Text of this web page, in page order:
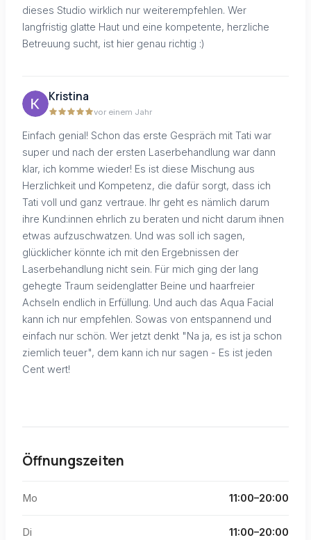
dieses Studio wirklich nur weiterempfehlen. Wer
langfristig glatte Haut und eine kompetente, herzliche
Betreuung sucht, ist hier genau richtig :)
Kristina
vor einem Jahr
Einfach genial! Schon das erste Gespräch mit Tati war
super und nach der ersten Laserbehandlung war dann
klar, ich komme wieder! Es ist diese Mischung aus
Herzlichkeit und Kompetenz, die dafür sorgt, dass ich
Tati voll und ganz vertraue. Ihr geht es nämlich darum
ihre Kund:innen ehrlich zu beraten und nicht darum ihnen
etwas aufzuschwatzen. Und was soll ich sagen,
glücklicher könnte ich mit den Ergebnissen der
Laserbehandlung nicht sein. Für mich ging der lang
gehegte Traum seidenglatter Beine und haarfreier
Achseln endlich in Erfüllung. Und auch das Aqua Facial
kann ich nur empfehlen. Sowas von entspannend und
einfach nur schön. Wer jetzt denkt "Na ja, es ist ja schon
ziemlich teuer", dem kann ich nur sagen - Es ist jeden
Cent wert!
Öffnungszeiten
Mo 11:00–20:00
Di 11:00–20:00